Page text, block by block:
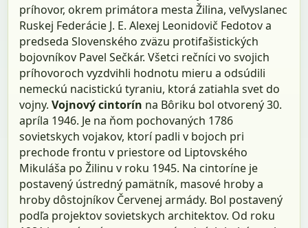
príhovor, okrem primátora mesta Žilina, veľvyslanec
Ruskej Federácie J. E. Alexej Leonidovič Fedotov a
predseda Slovenského zväzu protifašistických
bojovníkov Pavel Sečkár. Všetci rečníci vo svojich
príhovoroch vyzdvihli hodnotu mieru a odsúdili
nemeckú nacistickú tyraniu, ktorá zatiahla svet do
vojny.Vojnový cintorín na Bôriku bol otvorený 30.
apríla 1946. Je na ňom pochovaných 1786
sovietskych vojakov, ktorí padli v bojoch pri
prechode frontu v priestore od Liptovského
Mikuláša po Žilinu v roku 1945. Na cintoríne je
postavený ústredný pamätník, masové hroby a
hroby dôstojníkov Červenej armády. Bol postavený
podľa projektov sovietskych architektov. Od roku